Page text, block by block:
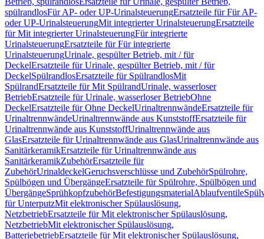
spülrandlosFür AP- oder UP-UrinalsteuerungErsatzteile für Für AP-
oder UP-UrinalsteuerungMit integrierter UrinalsteuerungErsatzteile
für Mit integrierter UrinalsteuerungFür integrierte
UrinalsteuerungErsatzteile für Für integrierte
UrinalsteuerungUrinale, gespülter Betrieb, mit / für
DeckelErsatzteile für Urinale, gespülter Betrieb, mit / für
DeckelSpülrandlosErsatzteile für SpülrandlosMit
SpülrandErsatzteile für Mit SpülrandUrinale, wasserloser
BetriebErsatzteile für Urinale, wasserloser BetriebOhne
DeckelErsatzteile für Ohne DeckelUrinaltrennwändeErsatzteile für
UrinaltrennwändeUrinaltrennwände aus KunststoffErsatzteile für
Urinaltrennwände aus KunststoffUrinaltrennwände aus
GlasErsatzteile für Urinaltrennwände aus GlasUrinaltrennwände aus
SanitärkeramikErsatzteile für Urinaltrennwände aus
SanitärkeramikZubehörErsatzteile für
ZubehörUrinaldeckelGeruchsverschlüsse und ZubehörSpülrohre,
Spülbögen und ÜbergängeErsatzteile für Spülrohre, Spülbögen und
ÜbergängeSprühkopfzubehörBefestigungsmaterialAblaufventile
für UnterputzMit elektronischer Spülauslösung,
NetzbetriebErsatzteile für Mit elektronischer Spülauslösung,
NetzbetriebMit elektronischer Spülauslösung,
BatteriebetriebErsatzteile für Mit elektronischer Spülauslösung,